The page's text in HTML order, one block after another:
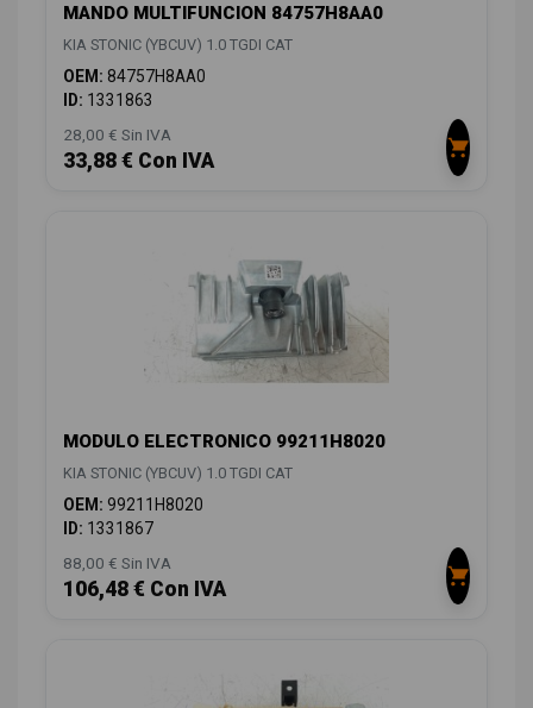
MANDO MULTIFUNCION 84757H8AA0
KIA STONIC (YBCUV) 1.0 TGDI CAT
OEM: 84757H8AA0
ID: 1331863
28,00 € Sin IVA
33,88 € Con IVA
MODULO ELECTRONICO 99211H8020
KIA STONIC (YBCUV) 1.0 TGDI CAT
OEM: 99211H8020
ID: 1331867
88,00 € Sin IVA
106,48 € Con IVA